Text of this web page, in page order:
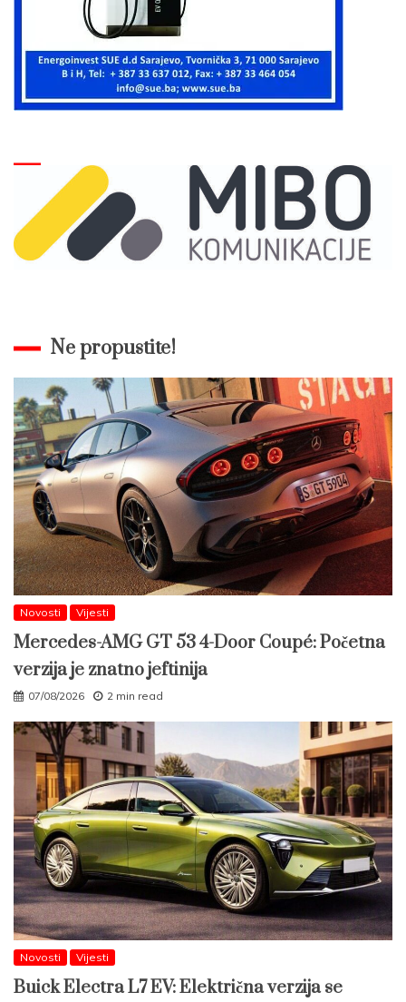
Ne propustite!
Novosti Vijesti
Mercedes-AMG GT 53 4-Door Coupé: Početna
verzija je znatno jeftinija
07/08/2026 2 min read
Novosti Vijesti
Buick Electra L7 EV: Električna verzija se